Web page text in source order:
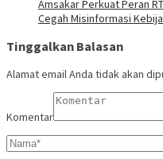
Amsakar Perkuat Peran
Cegah Misinformasi
Tinggalkan Balasan
Alamat email Anda tidak akan
Komentar